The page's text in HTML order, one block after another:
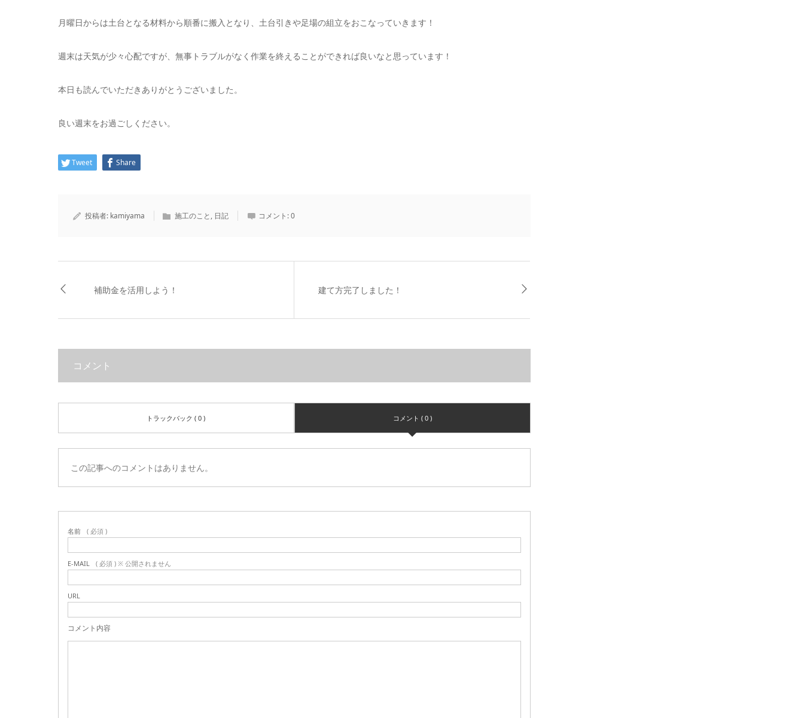
月曜日からは土台となる材料から順番に搬入となり、土台引きや足場の組立をおこなっていきます！
週末は天気が少々心配ですが、無事トラブルがなく作業を終えることができれば良いなと思っています！
本日も読んでいただきありがとうございました。
良い週末をお過ごしください。
Tweet Share
投稿者: kamiyama 施工のこと , 日記 コメント:0
補助金を活用しよう！ 建て方完了しました！
コメント
トラックバック ( 0 ) コメント ( 0 )
この記事へのコメントはありません。
名前 ( 必須 )
E-MAIL ( 必須 ) ※ 公開されません
URL
コメント内容